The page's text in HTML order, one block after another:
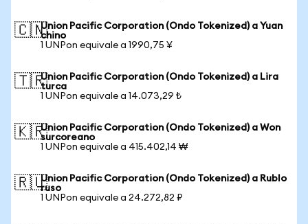
🇨🇳Union Pacific Corporation (Ondo Tokenized) a Yuan
chino
1 UNPon equivale a 1990,75 ¥
🇹🇷Union Pacific Corporation (Ondo Tokenized) a Lira
turca
1 UNPon equivale a 14.073,29 ₺
🇰🇷Union Pacific Corporation (Ondo Tokenized) a Won
surcoreano
1 UNPon equivale a 415.402,14 ₩
🇷🇺Union Pacific Corporation (Ondo Tokenized) a Rublo
ruso
1 UNPon equivale a 24.272,82 ₽